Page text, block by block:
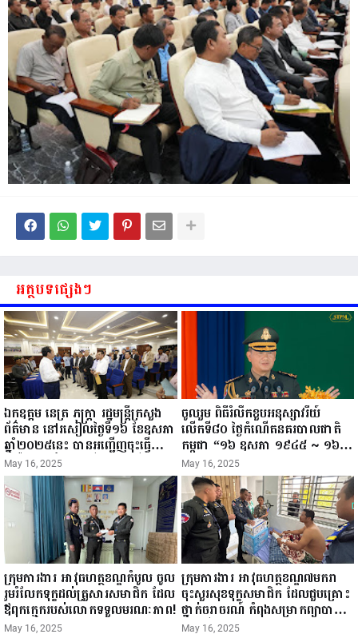
អត្ថបទផ្សេងៗ
ឯកឧត្តម នេត្រ ភក្ត្រា រដ្ឋមន្ត្រីក្រសួង
ព័ត៌មាន នៅរសៀលថ្ងៃទី១៦ ខែឧសភា
ឆ្នាំ២០២៥នេះ បានអញ្ជើញចុះធ្វើ
ជំរឿនថ្នាក់ដឹកនាំមន្ត្រីរាជការស៉ីវិល នៃ
ក្រសួងព័ត៌មាន...
May 16, 2025
ចូលរួម ពិធីរំលឹកខួបអនុស្សាវរីយ៍
លើកទី៨០ ថ្ងៃកំណើតនគរបាលជាតិ
កម្ពុជា “១៦ ឧសភា ១៩៤៥ ~ ១៦
ឧសភា ២០២៥”...
May 16, 2025
ក្រុមការងារ អាវុធហត្ថខណ្ឌកំបូល ចូល
រួមរំលែកទុក្ខដល់គ្រួសារសមាជិក ដែល
ឪពុកក្មេករបស់លោកទទួលមរណៈភាព!
May 16, 2025
ក្រុមការងារ អាវុធហត្ថខណ្ឌ៧មករា
ចុះសួរសុខទុក្ខសមាជិក ដែលជួបគ្រោះ
ថ្នាក់ចរាចរណ៍ កំពុងសម្រាកព្យាបាល
នៅមន្ទីរពេទ្យ!
May 16, 2025